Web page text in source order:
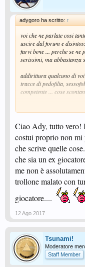
adygoro ha scritto: ↑
voi che ne parlate cosi
uscire dal forum e
farvi bene ... perche se ne
serissimi, ma abbastanza
addirittura qualcuno di
tracce di pedofilia,
competente ... cose
mi affaccio sul forum
guardo da lontano ...
appare all orizzonte
pero' ... liberissimi di
... passo e chiudo
Ciao Ady, tutto vero!
costui proprio non mi
che scrive quelle
che sia un ex
me non è
trollone malato con
giocatore....
12 Ago 2017
Tsunami!
Moderatore
Staff Member